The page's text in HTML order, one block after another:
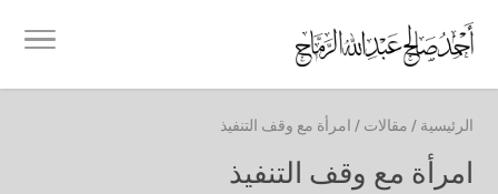
الرئيسية / مقالات / امرأة مع وقف التنفيذ
امرأة مع وقف التنفيذ